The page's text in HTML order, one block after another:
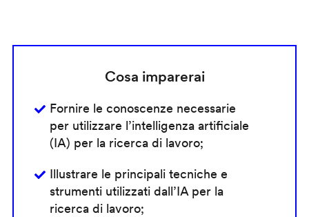
Cosa imparerai
Fornire le conoscenze necessarie
per utilizzare l’intelligenza artificiale
(IA) per la ricerca di lavoro;
Illustrare le principali tecniche e
strumenti utilizzati dall’IA per la
ricerca di lavoro;